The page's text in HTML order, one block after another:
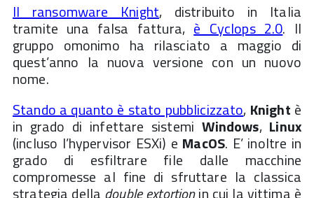
Il ransomware Knight, distribuito in Italia
tramite una falsa fattura,è Cyclops 2.0. Il
gruppo omonimo ha rilasciato a maggio di
quest’anno la nuova versione con un nuovo
nome.
Stando a quanto è stato pubblicizzato, Knight è
in grado di infettare sistemi Windows, Linux
(incluso l’hypervisor ESXi) e MacOS. E’ inoltre in
grado di esfiltrare file dalle macchine
compromesse al fine di sfruttare la classica